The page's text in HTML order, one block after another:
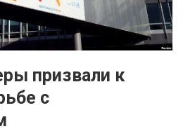
призвали к
с